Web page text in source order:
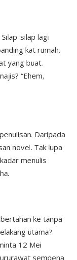
silap lagi
kat rumah.
yang buat.
“Ehem,
Daripada
novel. Tak lupa
menulis
ke tanpa
utama?
12 Mei
sempena